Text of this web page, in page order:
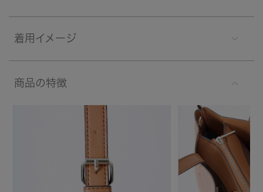
着用イメージ
商品の特徴